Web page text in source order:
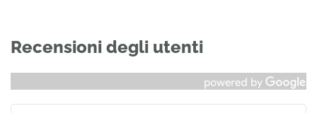
Recensioni degli utenti